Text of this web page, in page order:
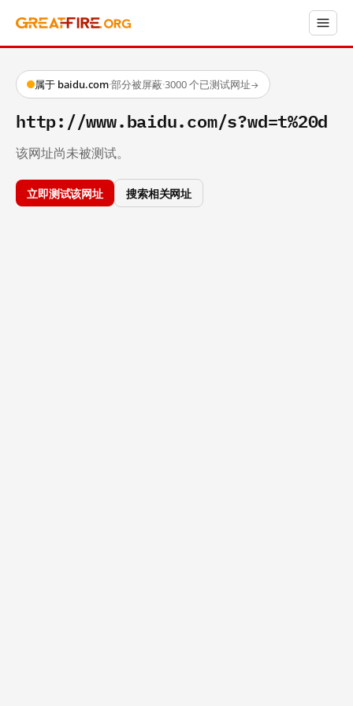
属于 baidu.com·部分被屏蔽·3000 个已测试网址→
http://www.baidu.com/s?wd=t%20d
该网址尚未被测试。
立即测试该网址 搜索相关网址